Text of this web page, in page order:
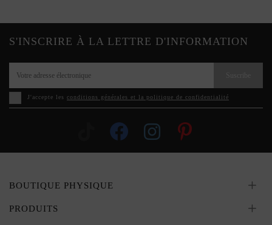
S'INSCRIRE À LA LETTRE D'INFORMATION
J'accepte les conditions générales et la politique de confidentialité
BOUTIQUE PHYSIQUE
PRODUITS